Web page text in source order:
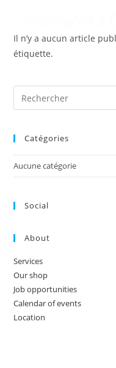
Il n’y a aucun article
étiquette.
Catégories
Aucune catégorie
Social
About
Services
Our shop
Job opportunities
Calendar of events
Location